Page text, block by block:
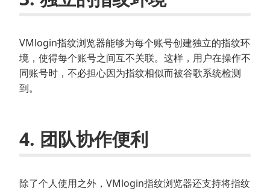
VMlogin指纹浏览器能够为每个账号创建独立的指纹环
境，使得每个账号之间互不关联。这样，用户在操作不
同账号时，不必担心因为指纹相似而被谷歌系统检测
到。
4. 团队协作便利
除了个人使用之外，VMlogin指纹浏览器还支持将指纹